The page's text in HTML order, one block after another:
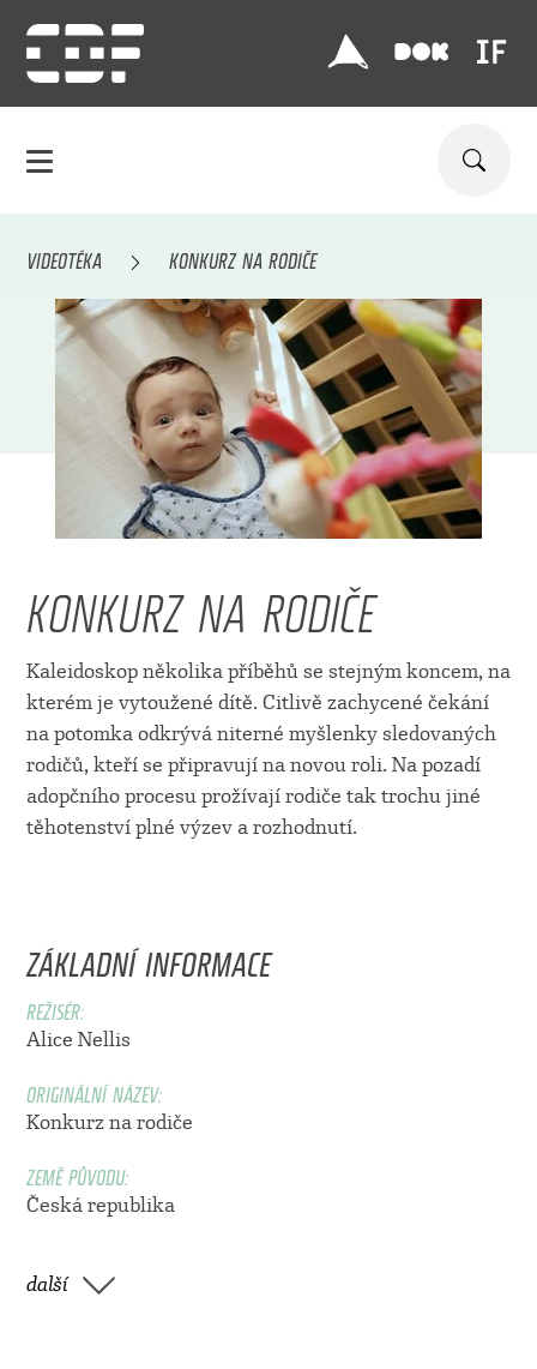
VIDEOTÉKA KONKURZ NA RODIČE
KONKURZ NA RODIČE
Kaleidoskop několika příběhů se stejným koncem, na
kterém je vytoužené dítě. Citlivě zachycené čekání
na potomka odkrývá niterné myšlenky sledovaných
rodičů, kteří se připravují na novou roli. Na pozadí
adopčního procesu prožívají rodiče tak trochu jiné
těhotenství plné výzev a rozhodnutí.
ZÁKLADNÍ INFORMACE
REŽISÉR:
Alice Nellis
ORIGINÁLNÍ NÁZEV:
Konkurz na rodiče
ZEMĚ PŮVODU:
Česká republika
další